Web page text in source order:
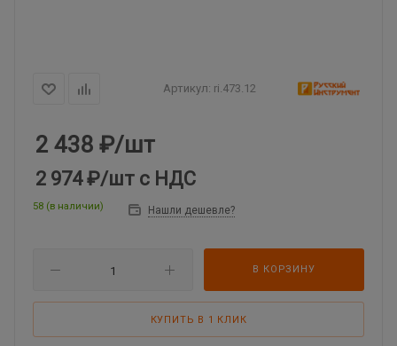
Артикул: ri.473.12
2 438 ₽/шт
2 974 ₽/шт с НДС
58 (в наличии) Нашли дешевле?
В КОРЗИНУ
КУПИТЬ В 1 КЛИК